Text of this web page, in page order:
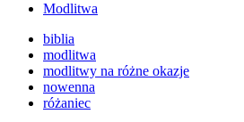
Modlitwa
biblia
modlitwa
modlitwy na różne okazje
nowenna
różaniec